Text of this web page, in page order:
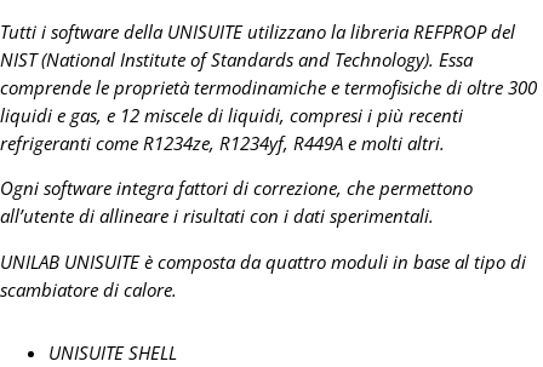
Tutti i software della UNISUITE utilizzano la libreria REFPROP del
NIST (National Institute of Standards and Technology). Essa
comprende le proprietà termodinamiche e termofisiche di oltre 300
liquidi e gas, e 12 miscele di liquidi, compresi i più recenti
refrigeranti come R1234ze, R1234yf, R449A e molti altri.
Ogni software integra fattori di correzione, che permettono
all’utente di allineare i risultati con i dati sperimentali.
UNILAB UNISUITE è composta da quattro moduli in base al tipo di
scambiatore di calore.
UNISUITE SHELL